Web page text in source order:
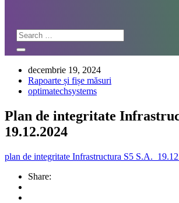
decembrie 19, 2024
Rapoarte și fișe măsuri
optimatechsystems
Plan de integritate
19.12.2024
plan de integritate Infrastructura S5
Share: